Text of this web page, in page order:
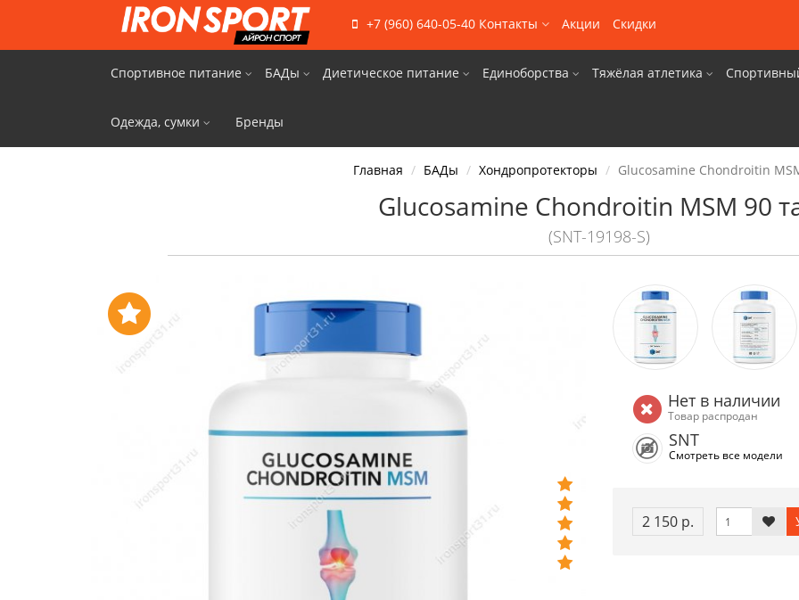
+7 (960) 640-05-40 Контакты Акции Скидки
Спортивное питание БАДы Диетическое питание Единоборства Тяжёлая атлетика
Одежда, сумки Бренды
Главная БАДы Хондропротекторы Glucosamine Chondroitin
Glucosamine Chondroitin MSM 90
(SNT-19198-S)
Нет в наличии
Товар распродан
SNT
Смотреть все модели
2 150 р.